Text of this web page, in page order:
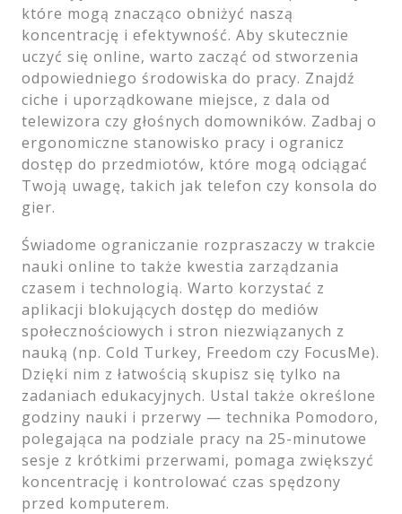
które mogą znacząco obniżyć naszą
koncentrację i efektywność. Aby skutecznie
uczyć się online, warto zacząć od stworzenia
odpowiedniego środowiska do pracy. Znajdź
ciche i uporządkowane miejsce, z dala od
telewizora czy głośnych domowników. Zadbaj o
ergonomiczne stanowisko pracy i ogranicz
dostęp do przedmiotów, które mogą odciągać
Twoją uwagę, takich jak telefon czy konsola do
gier.
Świadome ograniczanie rozpraszaczy w trakcie
nauki online to także kwestia zarządzania
czasem i technologią. Warto korzystać z
aplikacji blokujących dostęp do mediów
społecznościowych i stron niezwiązanych z
nauką (np. Cold Turkey, Freedom czy FocusMe).
Dzięki nim z łatwością skupisz się tylko na
zadaniach edukacyjnych. Ustal także określone
godziny nauki i przerwy — technika Pomodoro,
polegająca na podziale pracy na 25-minutowe
sesje z krótkimi przerwami, pomaga zwiększyć
koncentrację i kontrolować czas spędzony
przed komputerem.